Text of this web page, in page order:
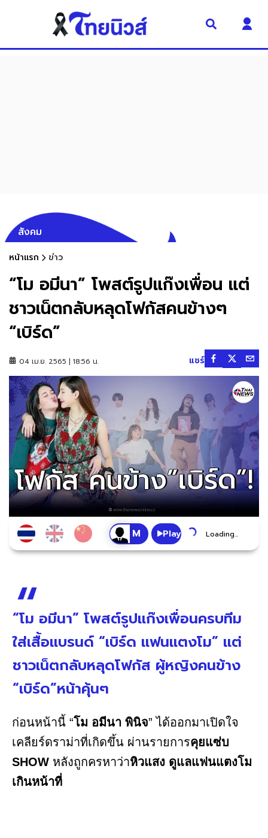
สังคม
หน้าแรก ข่าว
“โม อมีนา” โพสต์รูปแก๊งเพื่อน แต่
ชาวเน็ตกลับหลุดโฟกัสคนข้างๆ
“เบิร์ด”
04 เม.ย. 2565 | 18:56 น. แชร์
Play Loading...
“โม อมีนา” โพสต์รูปแก๊งเพื่อนครบทีม
ใส่เสื้อแบรนด์ “เบิร์ด แฟนแตงโม” แต่
ชาวเน็ตกลับหลุดโฟกัส ผู้หญิงคนข้าง
“เบิร์ด”หน้าคุ้นๆ
ก่อนหน้านี้ “โม อมีนา พินิจ” ได้ออกมาเปิดใจ
เคลียร์ดราม่าที่เกิดขึ้น ผ่านรายการคุยแซ่บ
SHOW หลังถูกครหาว่าหิวแสง ดูแลแฟนแตงโม
เกินหน้าที่